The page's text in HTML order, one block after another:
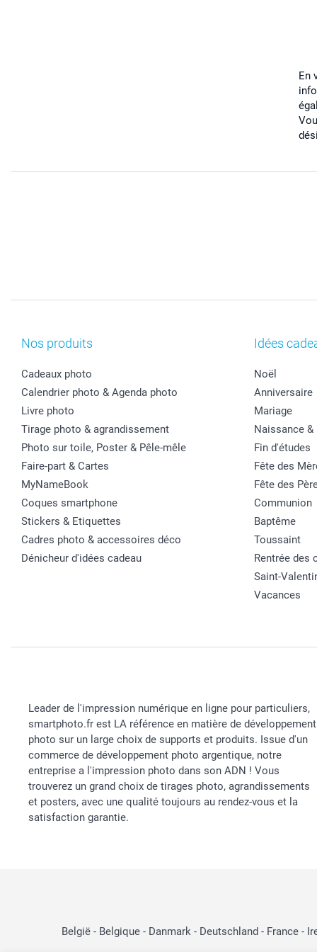
En
Nos produits
Cadeaux photo
Calendrier photo & Agenda photo
Livre photo
Tirage photo & agrandissement
Photo sur toile, Poster & Pêle-mêle
Faire-part & Cartes
MyNameBook
Coques smartphone
Stickers & Etiquettes
Cadres photo & accessoires déco
Dénicheur d'idées cadeau
Idées
Noël
Anniversaire
Mariage
Naissance &
Fin d'études
Fête des
Fête des
Communion
Baptême
Toussaint
Rentrée des
Saint-
Vacances
Leader de l'impression numérique en ligne pour particuliers,
smartphoto.fr est LA référence en matière de développement
photo sur un large choix de supports et produits. Issue d'un
commerce de développement photo argentique, notre
entreprise a l'impression photo dans son ADN ! Vous
trouverez un grand choix de tirages photo, agrandissements
et posters, avec une qualité toujours au rendez-vous et la
satisfaction garantie.
België - Belgique - Danmark - Deutschland - France -